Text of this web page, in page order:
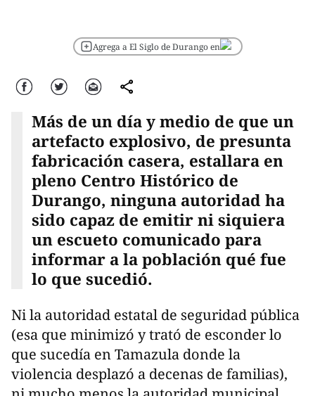
Agrega a El Siglo de Durango en
Facebook Twitter Correo comparte
Más de un día y medio de que un
artefacto explosivo, de presunta
fabricación casera, estallara en
pleno Centro Histórico de
Durango, ninguna autoridad ha
sido capaz de emitir ni siquiera
un escueto comunicado para
informar a la población qué fue
lo que sucedió.
Ni la autoridad estatal de seguridad pública
(esa que minimizó y trató de esconder lo
que sucedía en Tamazula donde la
violencia desplazó a decenas de familias),